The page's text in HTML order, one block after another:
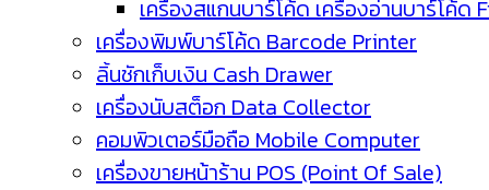
เครื่องสแกนบาร์โค้ด เครื่องอ่านบาร์โค้ด
เครื่องพิมพ์บาร์โค้ด Barcode Printer
ลิ้นชักเก็บเงิน Cash Drawer
เครื่องนับสต็อก Data Collector
คอมพิวเตอร์มือถือ Mobile Computer
เครื่องขายหน้าร้าน POS (Point Of Sale)